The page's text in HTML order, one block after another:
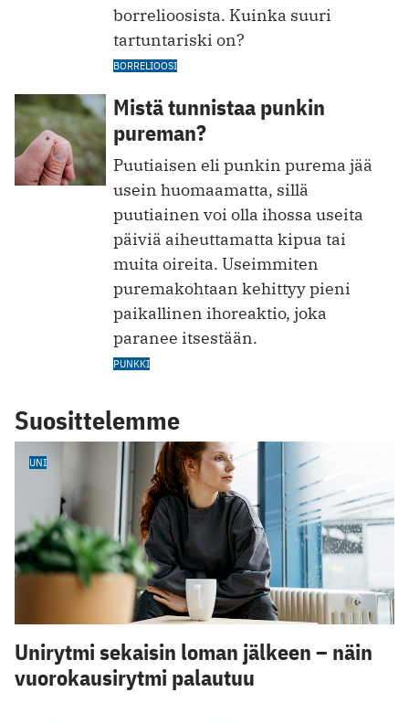
borrelioosista. Kuinka suuri
tartuntariski on?
BORRELIOOSI
Mistä tunnistaa punkin
pureman?
Puutiaisen eli punkin purema jää
usein huomaamatta, sillä
puutiainen voi olla ihossa useita
päiviä aiheuttamatta kipua tai
muita oireita. Useimmiten
puremakohtaan kehittyy pieni
paikallinen ihoreaktio, joka
paranee itsestään.
PUNKKI
Suosittelemme
UNI
Unirytmi sekaisin loman jälkeen – näin
vuorokausirytmi palautuu